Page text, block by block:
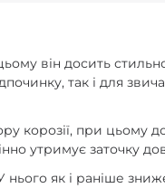
він досить
так і для
корозії, при цьому
утримує заточку
як і раніше